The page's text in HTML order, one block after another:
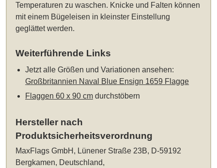
Temperaturen zu waschen. Knicke und Falten können
mit einem Bügeleisen in kleinster Einstellung
geglättet werden.
Weiterführende Links
Jetzt alle Größen und Variationen ansehen:
Großbritannien Naval Blue Ensign 1659 Flagge
Flaggen 60 x 90 cm durchstöbern
Hersteller nach
Produktsicherheitsverordnung
MaxFlags GmbH, Lünener Straße 23B, D-59192
Bergkamen, Deutschland,